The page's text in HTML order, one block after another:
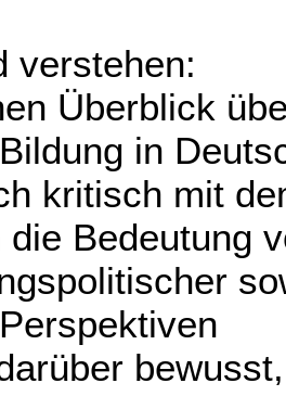
verstehen:
Überblick
in
kritisch mit
die Bedeutung